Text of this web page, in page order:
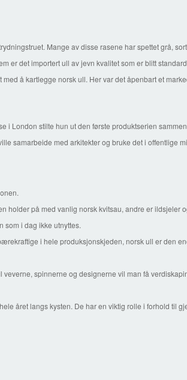
Mange av disse rasene har spettet grå,
er det importert ull av jevn kvalitet som er blitt
å kartlegge norsk ull. Her var det åpenbart et
i London stilte hun ut den første produktserien
samarbeide med arkitekter og bruke det i offentlige
holder på med vanlig norsk kvitsau, andre er
som i dag ikke utnyttes.
i hele produksjonskjeden, norsk ull er den
spinnerne og designerne vil man få
året langs kysten. De har en viktig rolle i forhold til